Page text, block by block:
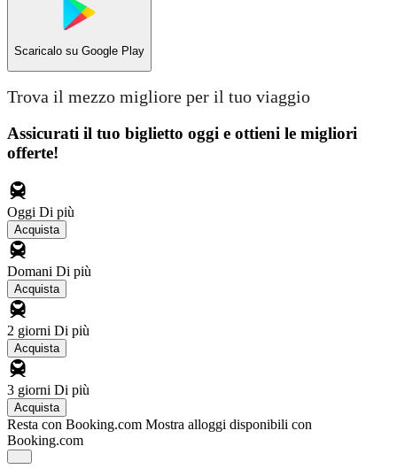
Scaricalo su Google Play
Trova il mezzo migliore per il tuo viaggio
Assicurati il ​​tuo biglietto oggi e ottieni le migliori
offerte!
Oggi Di più
Acquista
Domani Di più
Acquista
2 giorni Di più
Acquista
3 giorni Di più
Acquista
Resta con Booking.com Mostra alloggi disponibili con
Booking.com